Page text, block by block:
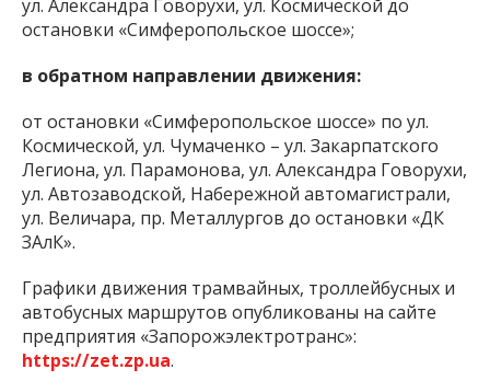
ул. Александра Говорухи, ул. Космической до
остановки «Симферопольское шоссе»;
в обратном направлении движения:
от остановки «Симферопольское шоссе» по ул.
Космической, ул. Чумаченко – ул. Закарпатского
Легиона, ул. Парамонова, ул. Александра Говорухи,
ул. Автозаводской, Набережной автомагистрали,
ул. Величара, пр. Металлургов до остановки «ДК
ЗАлК».
Графики движения трамвайных, троллейбусных и
автобусных маршрутов опубликованы на сайте
предприятия «Запорожэлектротранс»:
https://zet.zp.ua.